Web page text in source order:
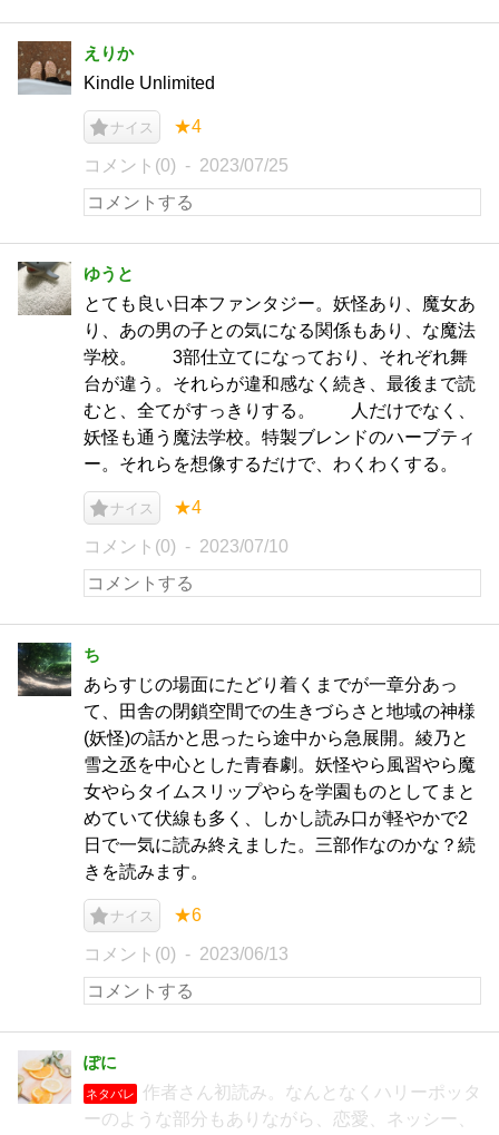
えりか
Kindle Unlimited
ナイス ★4
コメント(0) 2023/07/25
ゆうと
とても良い日本ファンタジー。妖怪あり、魔女あ
り、あの男の子との気になる関係もあり、な魔法
学校。 3部仕立てになっており、それぞれ舞
台が違う。それらが違和感なく続き、最後まで読
むと、全てがすっきりする。 人だけでなく、
妖怪も通う魔法学校。特製ブレンドのハーブティ
ー。それらを想像するだけで、わくわくする。
ナイス ★4
コメント(0) 2023/07/10
ち
あらすじの場面にたどり着くまでが一章分あっ
て、田舎の閉鎖空間での生きづらさと地域の神様
(妖怪)の話かと思ったら途中から急展開。綾乃と
雪之丞を中心とした青春劇。妖怪やら風習やら魔
女やらタイムスリップやらを学園ものとしてまと
めていて伏線も多く、しかし読み口が軽やかで2
日で一気に読み終えました。三部作なのかな？続
きを読みます。
ナイス ★6
コメント(0) 2023/06/13
ぽに
ネタバレ
作者さん初読み。なんとなくハリーポッタ
ーのような部分もありながら、恋愛、ネッシー、